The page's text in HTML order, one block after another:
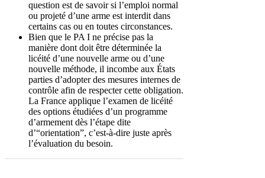
question est de savoir si l’emploi normal
ou projeté d’une arme est interdit dans
certains cas ou en toutes circonstances.
Bien que le PA I ne précise pas la
manière dont doit être déterminée la
licéité d’une nouvelle arme ou d’une
nouvelle méthode, il incombe aux États
parties d’adopter des mesures internes de
contrôle afin de respecter cette obligation.
La France applique l’examen de licéité
des options étudiées d’un programme
d’armement dès l’étape dite
d’“orientation”, c’est-à-dire juste après
l’évaluation du besoin.